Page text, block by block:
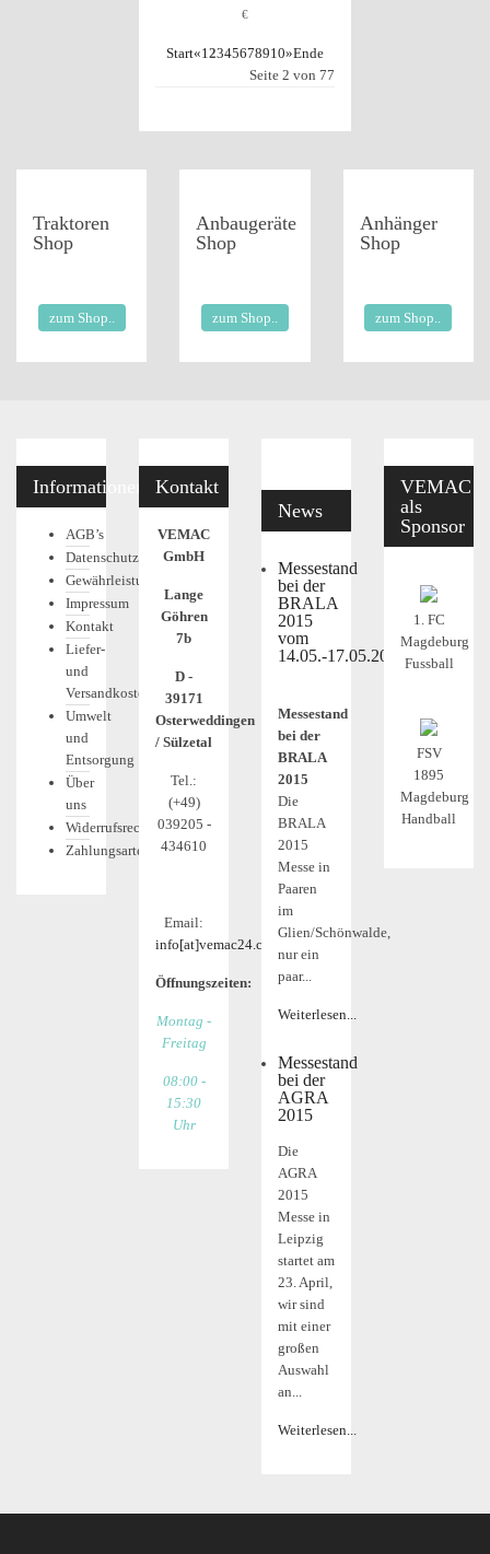
€
Start«12345678910»Ende
Seite 2 von 77
Traktoren
Shop
zum Shop..
Anbaugeräte
Shop
zum Shop..
Anhänger
Shop
zum Shop..
Informationen
AGB’s
Datenschutz
Gewährleistung
Impressum
Kontakt
Liefer-
und
Versandkosten
Umwelt
und
Entsorgung
Über
uns
Widerrufsrecht
Zahlungsarten
Kontakt
VEMAC
GmbH
Lange
Göhren
7b
D -
39171
Osterweddingen
/ Sülzetal
Tel.:
(+49)
039205 -
434610
Email:
info[at]vemac24.com
Öffnungszeiten:
Montag -
Freitag
08:00 -
15:30
Uhr
News
Messestand
bei der
BRALA
2015
vom
14.05.-17.05.2015
Messestand
bei der
BRALA
2015
Die
BRALA
2015
Messe in
Paaren
im
Glien/Schönwalde,
nur ein
paar...
Weiterlesen...
Messestand
bei der
AGRA
2015
Die
AGRA
2015
Messe in
Leipzig
startet am
23. April,
wir sind
mit einer
großen
Auswahl
an...
Weiterlesen...
VEMAC
als
Sponsor
1. FC
Magdeburg
Fussball
FSV
1895
Magdeburg
Handball